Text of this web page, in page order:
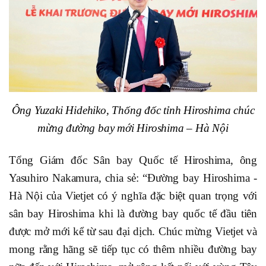
Ông Yuzaki Hidehiko, Thống đốc tỉnh Hiroshima chúc
mừng đường bay mới Hiroshima – Hà Nội
Tổng Giám đốc Sân bay Quốc tế Hiroshima, ông
Yasuhiro Nakamura, chia sẻ: “Đường bay Hiroshima -
Hà Nội của Vietjet có ý nghĩa đặc biệt quan trọng với
sân bay Hiroshima khi là đường bay quốc tế đầu tiên
được mở mới kể từ sau đại dịch. Chúc mừng Vietjet và
mong rằng hãng sẽ tiếp tục có thêm nhiều đường bay